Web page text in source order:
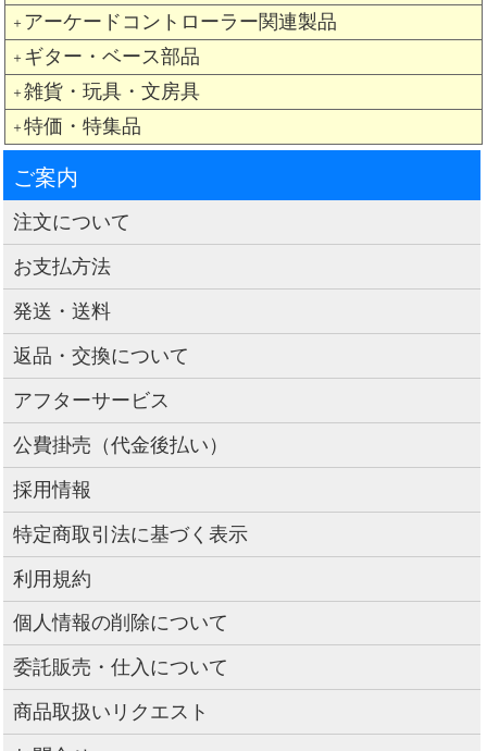
＋ アーケードコントローラー関連製品
＋ ギター・ベース部品
＋ 雑貨・玩具・文房具
＋ 特価・特集品
ご案内
注文について
お支払方法
発送・送料
返品・交換について
アフターサービス
公費掛売（代金後払い）
採用情報
特定商取引法に基づく表示
利用規約
個人情報の削除について
委託販売・仕入について
商品取扱いリクエスト